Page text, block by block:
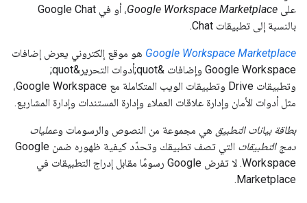
على Google Workspace Marketplace
، أو في Google Chat
بالنسبة إلى تطبيقات Chat.
Google Workspace Marketplace هو موقع إلكتروني يعرض إضافات
Google Workspace وإضافات &quot;أدوات التحرير&quot;
وتطبيقات Drive وتطبيقات الويب المتكاملة مع Google Workspace،
مثل أدوات الأمان وإدارة علاقات العملاء وإدارة المستندات وإدارة المشاريع.
بطاقة بيانات التطبيق هي مجموعة من النصوص والرسومات وعمليات
دمج التطبيقات
التي تصف تطبيقك وتحدّد كيفية ظهوره ضمن Google
Workspace. لا تفرض Google رسومًا مقابل إدراج التطبيقات في
Marketplace.